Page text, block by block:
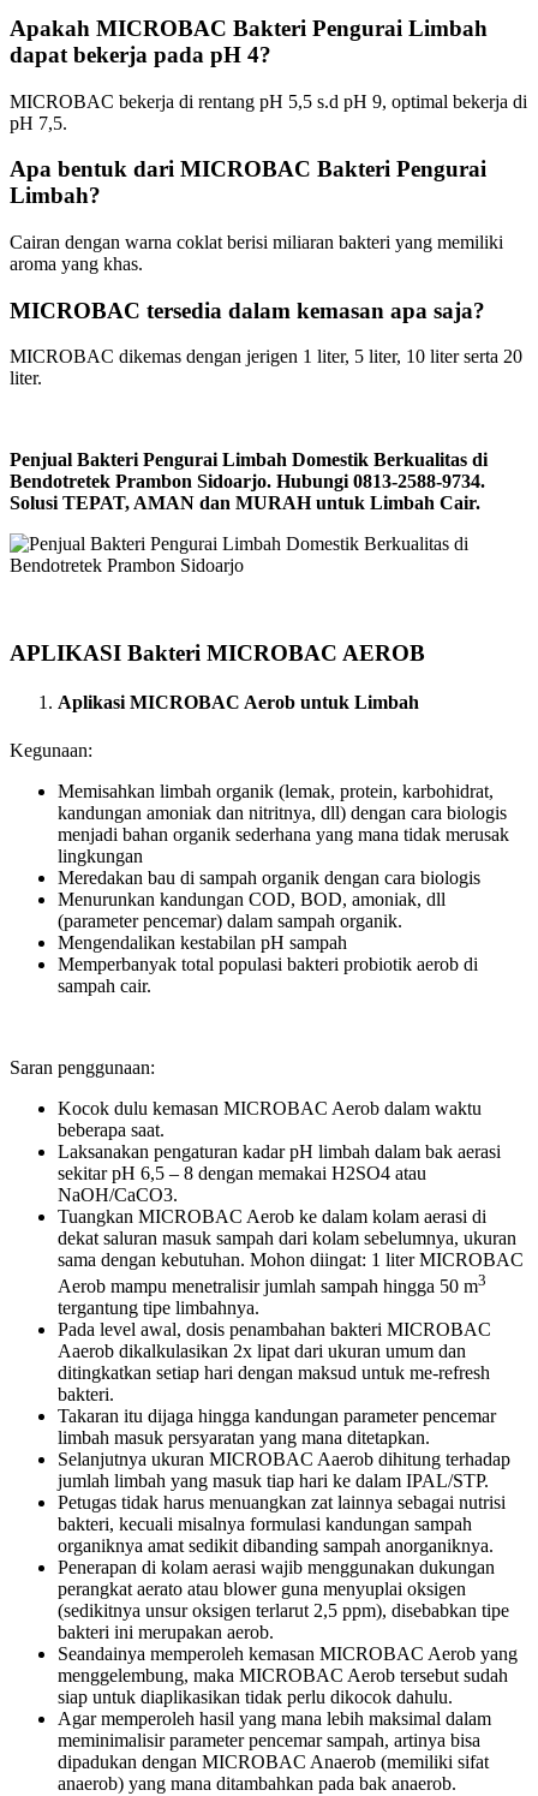
Apakah MICROBAC Bakteri Pengurai Limbah
dapat bekerja pada pH 4?
MICROBAC bekerja di rentang pH 5,5 s.d pH 9, optimal bekerja di
pH 7,5.
Apa bentuk dari MICROBAC Bakteri Pengurai
Limbah?
Cairan dengan warna coklat berisi miliaran bakteri yang memiliki
aroma yang khas.
MICROBAC tersedia dalam kemasan apa saja?
MICROBAC dikemas dengan jerigen 1 liter, 5 liter, 10 liter serta 20
liter.
Penjual Bakteri Pengurai Limbah Domestik Berkualitas di
Bendotretek Prambon Sidoarjo. Hubungi 0813-2588-9734.
Solusi TEPAT, AMAN dan MURAH untuk Limbah Cair.
APLIKASI Bakteri MICROBAC AEROB
Aplikasi MICROBAC Aerob untuk Limbah
Kegunaan:
Memisahkan limbah organik (lemak, protein, karbohidrat,
kandungan amoniak dan nitritnya, dll) dengan cara biologis
menjadi bahan organik sederhana yang mana tidak merusak
lingkungan
Meredakan bau di sampah organik dengan cara biologis
Menurunkan kandungan COD, BOD, amoniak, dll
(parameter pencemar) dalam sampah organik.
Mengendalikan kestabilan pH sampah
Memperbanyak total populasi bakteri probiotik aerob di
sampah cair.
Saran penggunaan:
Kocok dulu kemasan MICROBAC Aerob dalam waktu
beberapa saat.
Laksanakan pengaturan kadar pH limbah dalam bak aerasi
sekitar pH 6,5 – 8 dengan memakai H2SO4 atau
NaOH/CaCO3.
Tuangkan MICROBAC Aerob ke dalam kolam aerasi di
dekat saluran masuk sampah dari kolam sebelumnya, ukuran
sama dengan kebutuhan. Mohon diingat: 1 liter MICROBAC
Aerob mampu menetralisir jumlah sampah hingga 50 m3
tergantung tipe limbahnya.
Pada level awal, dosis penambahan bakteri MICROBAC
Aaerob dikalkulasikan 2x lipat dari ukuran umum dan
ditingkatkan setiap hari dengan maksud untuk me-refresh
bakteri.
Takaran itu dijaga hingga kandungan parameter pencemar
limbah masuk persyaratan yang mana ditetapkan.
Selanjutnya ukuran MICROBAC Aaerob dihitung terhadap
jumlah limbah yang masuk tiap hari ke dalam IPAL/STP.
Petugas tidak harus menuangkan zat lainnya sebagai nutrisi
bakteri, kecuali misalnya formulasi kandungan sampah
organiknya amat sedikit dibanding sampah anorganiknya.
Penerapan di kolam aerasi wajib menggunakan dukungan
perangkat aerato atau blower guna menyuplai oksigen
(sedikitnya unsur oksigen terlarut 2,5 ppm), disebabkan tipe
bakteri ini merupakan aerob.
Seandainya memperoleh kemasan MICROBAC Aerob yang
menggelembung, maka MICROBAC Aerob tersebut sudah
siap untuk diaplikasikan tidak perlu dikocok dahulu.
Agar memperoleh hasil yang mana lebih maksimal dalam
meminimalisir parameter pencemar sampah, artinya bisa
dipadukan dengan MICROBAC Anaerob (memiliki sifat
anaerob) yang mana ditambahkan pada bak anaerob.